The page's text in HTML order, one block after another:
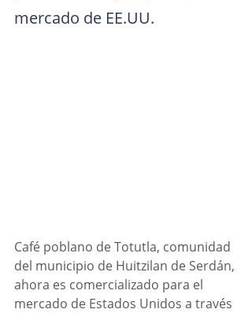
mercado de EE.UU.
Café poblano de Totutla, comunidad
del municipio de Huitzilan de Serdán,
ahora es comercializado para el
mercado de Estados Unidos a través